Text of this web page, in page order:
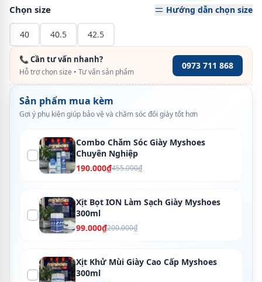
Chọn size Hướng dẫn chọn size
40 40.5 42.5
📞 Cần tư vấn nhanh?
Hỗ trợ chọn size • Tư vấn sản phẩm
0973 711 868
Sản phẩm mua kèm
Gợi ý phụ kiện giúp bảo vệ và chăm sóc đôi giày tốt hơn
Combo Chăm Sóc Giày Myshoes
Chuyên Nghiệp
190.000₫455.000₫
Xịt Bọt ION Làm Sạch Giày Myshoes
300ml
99.000₫200.000₫
Xịt Khử Mùi Giày Cao Cấp Myshoes
300ml